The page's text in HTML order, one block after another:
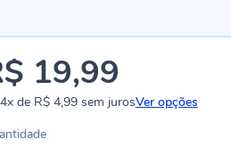
19,99
4xde R$ 4,99sem jurosVer opções